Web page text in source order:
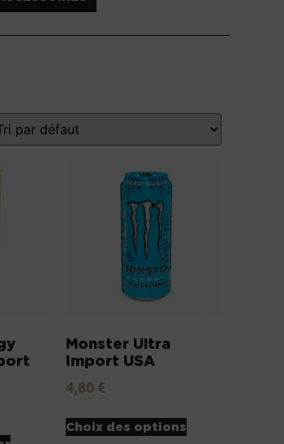
Monster Ultra
Import USA
4,80 €
Choix des options